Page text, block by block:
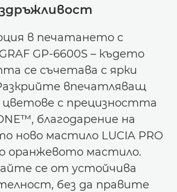
в печатането с
GP-6600S – където
се съчетава с ярки
впечатляващ
с прецизността
благодарение на
ново мастило LUCIA PRO
оранжевото мастило.
се от устойчива
без да правите